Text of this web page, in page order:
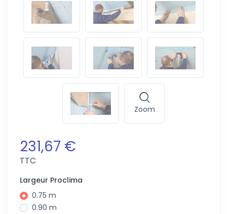
Zoom
231,67 €
TTC
Largeur Proclima
0.75 m
0.90 m